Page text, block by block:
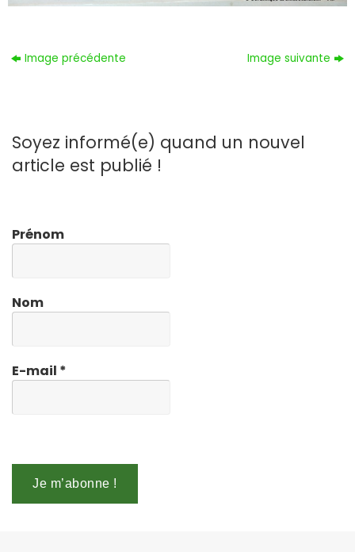
Image précédente Image suivante
Soyez informé(e) quand un nouvel
article est publié !
Prénom
Nom
E-mail *